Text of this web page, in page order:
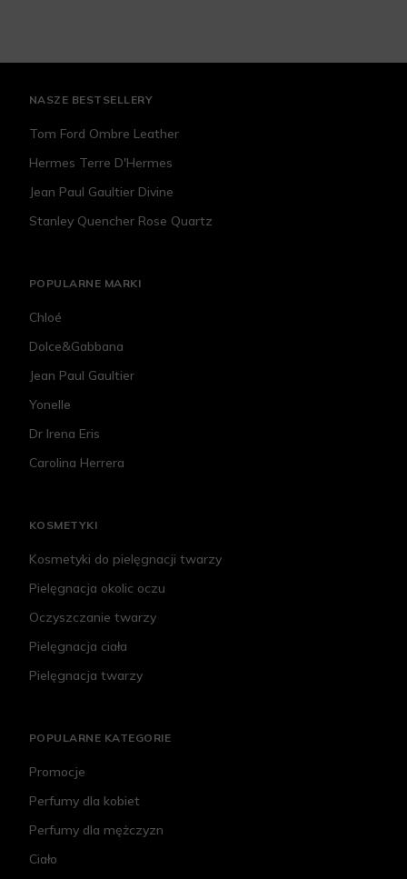
NASZE BESTSELLERY
Tom Ford Ombre Leather
Hermes Terre D'Hermes
Jean Paul Gaultier Divine
Stanley Quencher Rose Quartz
POPULARNE MARKI
Chloé
Dolce&Gabbana
Jean Paul Gaultier
Yonelle
Dr Irena Eris
Carolina Herrera
KOSMETYKI
Kosmetyki do pielęgnacji twarzy
Pielęgnacja okolic oczu
Oczyszczanie twarzy
Pielęgnacja ciała
Pielęgnacja twarzy
POPULARNE KATEGORIE
Promocje
Perfumy dla kobiet
Perfumy dla mężczyzn
Ciało